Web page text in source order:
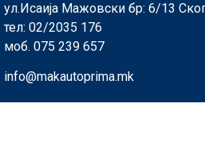
ул.Исаија Мажовски бр: 6/13
тел: 02/2035 176
моб. 075 239 657
info@makautoprima.mk